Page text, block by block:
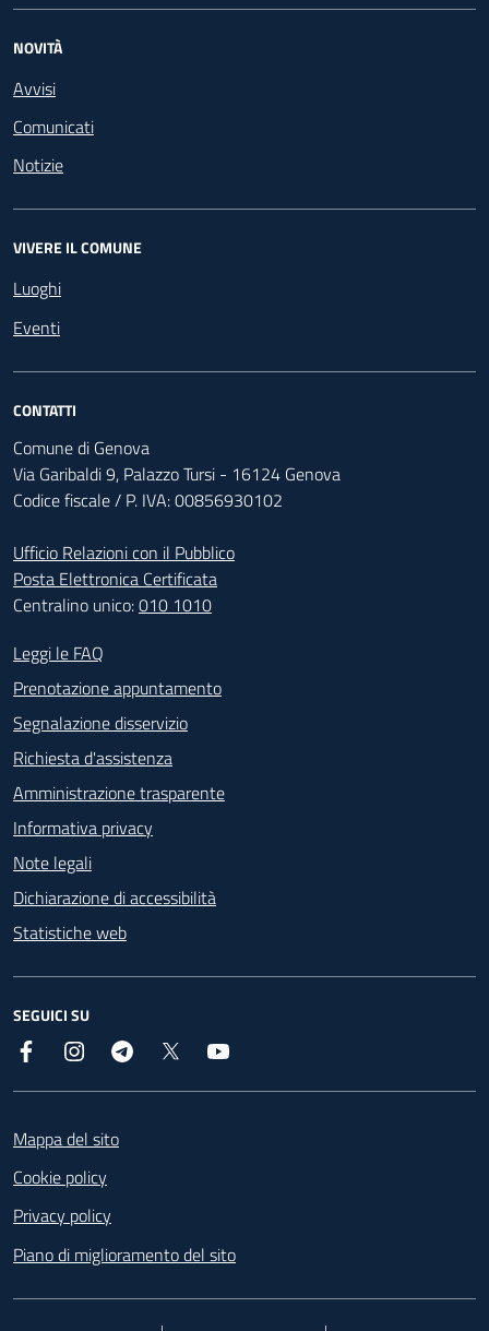
NOVITÀ
Avvisi
Comunicati
Notizie
VIVERE IL COMUNE
Luoghi
Eventi
CONTATTI
Comune di Genova
Via Garibaldi 9, Palazzo Tursi - 16124 Genova
Codice fiscale / P. IVA: 00856930102
Ufficio Relazioni con il Pubblico
Posta Elettronica Certificata
Centralino unico:010 1010
Footer - Contatti
Leggi le FAQ
Prenotazione appuntamento
Segnalazione disservizio
Richiesta d'assistenza
Amministrazione trasparente
Informativa privacy
Note legali
Dichiarazione di accessibilità
Statistiche web
SEGUICI SU
Facebook InstagramTelegram
Mappa del sito
Cookie policy
Privacy policy
Piano di miglioramento del sito